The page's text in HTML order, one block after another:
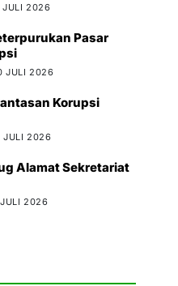
JULI 2026
Pasar
JULI 2026
Korupsi
JULI 2026
Alamat Sekretariat
JULI 2026